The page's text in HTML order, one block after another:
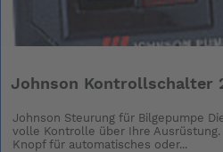
Johnson Kontrollschalter
Johnson Steurung für Bilgepumpe
volle Kontrolle über Ihre Ausrüstung.
Knopf für automatisches oder...